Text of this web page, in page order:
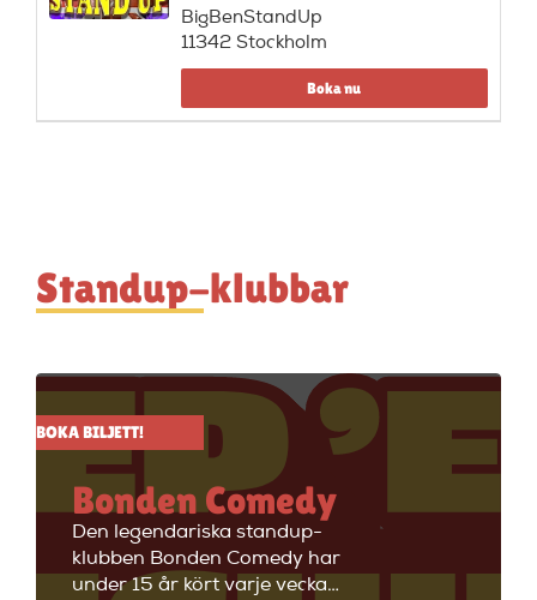
BigBenStandUp
11342 Stockholm
Boka nu
Standup-klubbar
BOKA BILJETT!
Bonden Comedy
Den legendariska standup-
klubben Bonden Comedy har
under 15 år kört varje vecka